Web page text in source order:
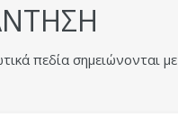
πεδία σημειώνονται με